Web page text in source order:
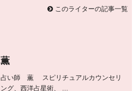
このライターの記事一覧
薫
占い師 薫 スピリチュアルカウンセリ
ング、西洋占星術、 ...